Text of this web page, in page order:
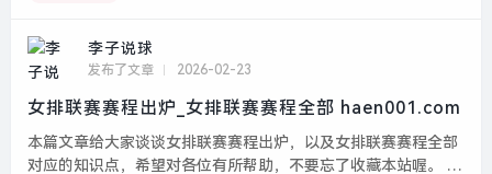
李子说球
发布了文章 2026-02-23
女排联赛赛程出炉_女排联赛赛程全部 haen001.com
本篇文章给大家谈谈女排联赛赛程出炉，以及女排联赛赛程全部
对应的知识点，希望对各位有所帮助，不要忘了收藏本站喔。 本